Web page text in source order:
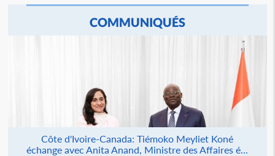
COMMUNIQUÉS
Côte d'Ivoire-Canada: Tiémoko Meyliet Koné
échange avec Anita Anand, Ministre des Affaires é...